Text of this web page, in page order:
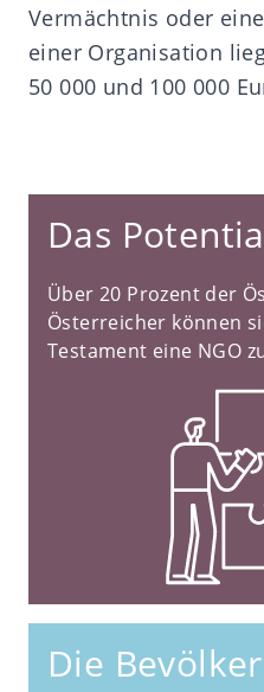
Vermächtnis oder
einer Organisation
50 000 und 100 000
Das
Über 20 Prozent der
Österreicher können
Testament eine NGO
Die